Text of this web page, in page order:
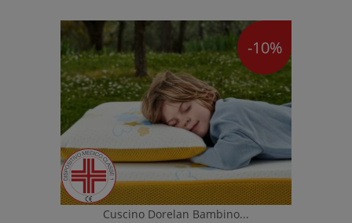
-10%
Cuscino Dorelan Bambino...